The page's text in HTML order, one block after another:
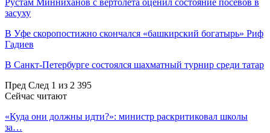
засуху
В Уфе скоропостижно скончался «башкирский богатырь» Риф
Гадиев
В Санкт-Петербурге состоялся шахматный турнир среди татар
Пред След 1 из 2 395
Сейчас читают
«Куда они должны идти?»: министр раскритиковал школы
за…